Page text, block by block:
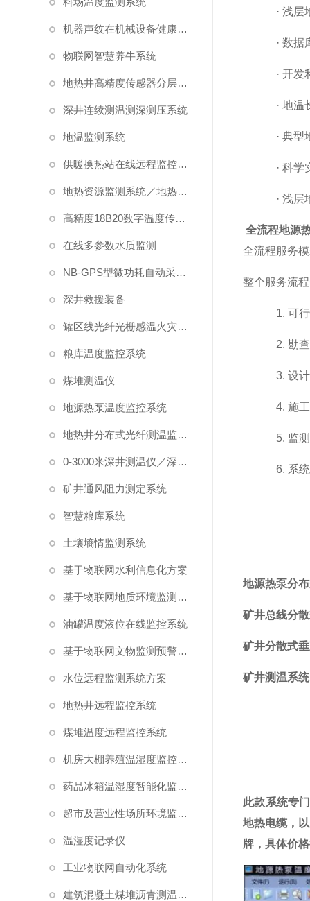
机器声纹在机械设备健康状态监测中的应用
物联网智慧养牛系统
地热井高精度传感器分层测温方案
深井连续测温测深测压系统
地温监测系统
供暖换热站在线远程监控系统方案
地热资源监测系统／地热管理系统
高精度18B20数字温度传感器
在线多参数水质监测
NB-GPS型微功耗自动采集系统
深井救援装备
罐区线光纤光栅感温火灾探测系统
粮库温度监控系统
煤堆测温仪
地源热泵温度监控系统
地热井分布式光纤测温监测系统
0-3000米深井测温仪／深水测温仪
矿井通风阻力测定系统
智慧粮库系统
土壤墒情监测系统
基于物联网水利信息化方案
基于物联网地质环境监测预警方案
油罐温度液位在线监控系统
基于物联网文物监测预警解决方案
水位远程监测系统方案
地热井远程监控系统
煤堆温度远程监控系统
机房大棚养殖温湿度监控系统
药品冰箱温湿度智能化监控系统方案
超市及营业性场所环境监测系统
温湿度记录仪
工业物联网自动化系统
建筑混凝土煤堆沥青测温系统
·浅层
·数据
·开发
·地温
·典型
·科学
·浅层
全流程地源
全流程服务
整个服务流
1.可
2.勘
3.设
4.施工
5. 监
6. 系
地源热泵分
矿井总线分
矿井分散式
矿井测温系统
此款系统专
地热电缆，
牌，具体价